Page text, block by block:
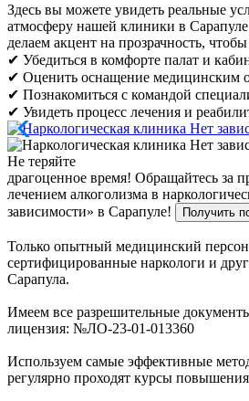
Здесь вы можете увидеть реальные
атмосферу нашей клиники в
делаем акцент на прозрачность,
✔ Убедиться в комфорте палат и
✔ Оценить оснащение медицинским
✔ Познакомиться с командой
✔ Увидеть процесс лечения и
Не теряйте
драгоценное время! Обращайтесь за
лечением алкоголизма в
зависимости» в Сарапуле!
Получить
Только опытный медицинский
сертифицированные наркологи и
Сарапула.
Имеем все разрешительные
лицензия: №ЛО-23-01-013360
Используем самые эффективные
регулярно проходят курсы